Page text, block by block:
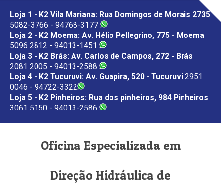
Loja 1 - K2 Vila Mariana: Rua Domingos de Morais 2735
5082-3766 - 94768-3177
Loja 2 - K2 Moema: Av. Hélio Pellegrino, 775 - Moema
5096 2812 - 94013-1451
Loja 3 - K2 Brás: Av. Carlos de Campos, 272 - Brás
2081 2005 - 94013-2588
Loja 4 - K2 Tucuruvi: Av. Guapira, 520 - Tucuruvi 2951
0046 - 94722-3322
Loja 5 - K2 Pinheiros: Rua dos pinheiros, 984 Pinheiros
3061 5150 - 94013-2586
Oficina Especializada em
Direção Hidráulica de